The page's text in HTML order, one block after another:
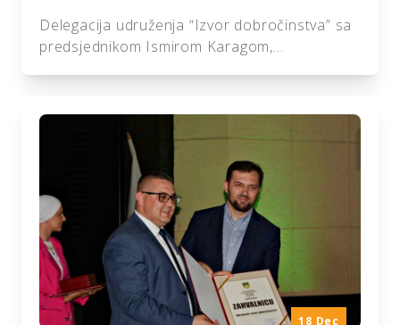
Delegacija udruženja “Izvor dobročinstva” sa
predsjednikom Ismirom Karagom,
Harisom Rosićem, posjetila je u četvrtak
Muftijstvo bihaćko, a toplu dobrodošlicu
pružili su im Muftija hafiz Mehmed-ef. Kudić,
glavni imam Medžlisa IZ Bihać Mensur-ef.
Ćehić, predsjednik Medžlisa Samir
Bećirspahić, dipl. ing, te savjetnik Muftije,
Nazif Horozović. Nakon uvodnog dijela […]
18 Dec